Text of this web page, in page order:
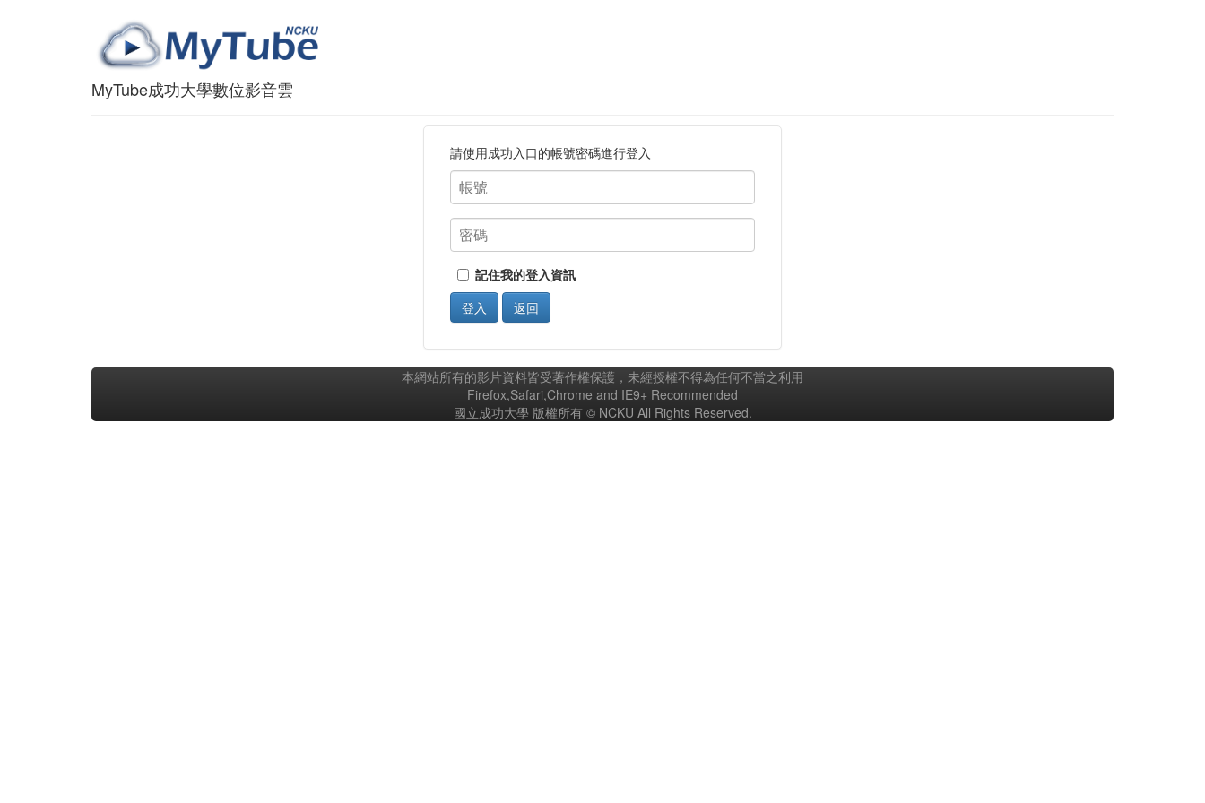
MyTube成功大學數位影音雲
請使用成功入口的帳號密碼進行登入
記住我的登入資訊
登入
返回
本網站所有的影片資料皆受著作權保護，未經授權不得為任何不當之利用
Firefox,Safari,Chrome and IE9+ Recommended
國立成功大學 版權所有 © NCKU All Rights Reserved.